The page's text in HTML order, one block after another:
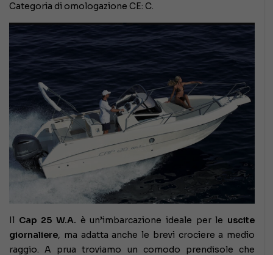
Categoria di omologazione CE: C.
Il Cap 25 W.A. è un’imbarcazione ideale per le uscite
giornaliere, ma adatta anche le brevi crociere a medio
raggio. A prua troviamo un comodo prendisole che